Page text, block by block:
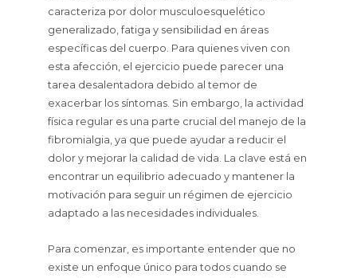
caracteriza por dolor musculoesquelético
generalizado, fatiga y sensibilidad en áreas
específicas del cuerpo. Para quienes viven con
esta afección, el ejercicio puede parecer una
tarea desalentadora debido al temor de
exacerbar los síntomas. Sin embargo, la actividad
física regular es una parte crucial del manejo de la
fibromialgia, ya que puede ayudar a reducir el
dolor y mejorar la calidad de vida. La clave está en
encontrar un equilibrio adecuado y mantener la
motivación para seguir un régimen de ejercicio
adaptado a las necesidades individuales.
Para comenzar, es importante entender que no
existe un enfoque único para todos cuando se